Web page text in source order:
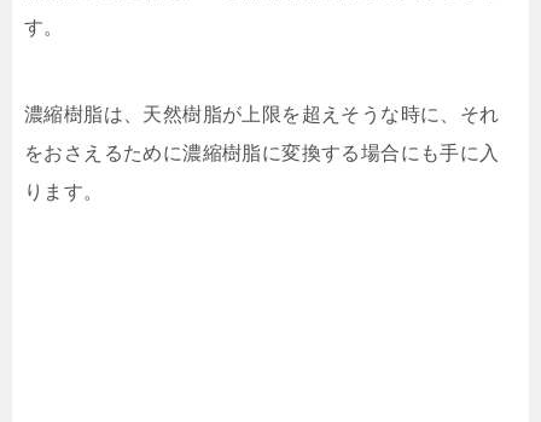
す。
濃縮樹脂は、天然樹脂が上限を超えそうな時に、それ
をおさえるために濃縮樹脂に変換する場合にも手に入
ります。